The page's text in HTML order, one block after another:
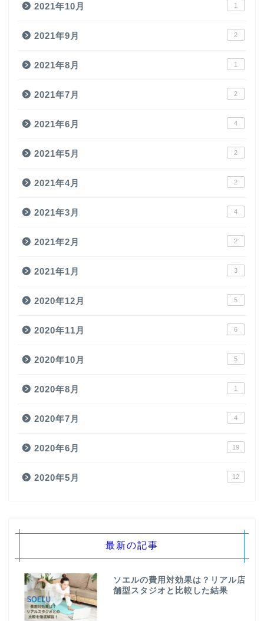
2021年10月 1
2021年9月 2
2021年8月 1
2021年7月 2
2021年6月 4
2021年5月 2
2021年4月 2
2021年3月 4
2021年2月 2
2021年1月 3
2020年12月 5
2020年11月 6
2020年10月 5
2020年8月 1
2020年7月 4
2020年6月 19
2020年5月 12
最新の記事
ソエルの費用対効果は？リアル店
舗型スタジオと比較した結果